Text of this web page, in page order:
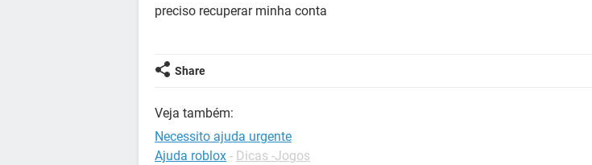
preciso recuperar minha conta
Share
Veja também:
Necessito ajuda urgente
Ajuda roblox - Dicas -Jogos